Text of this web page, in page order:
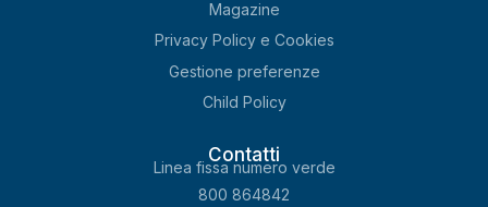
Magazine
Privacy Policy e Cookies
Gestione preferenze
Child Policy
Contatti
Linea fissa numero verde
800 864842